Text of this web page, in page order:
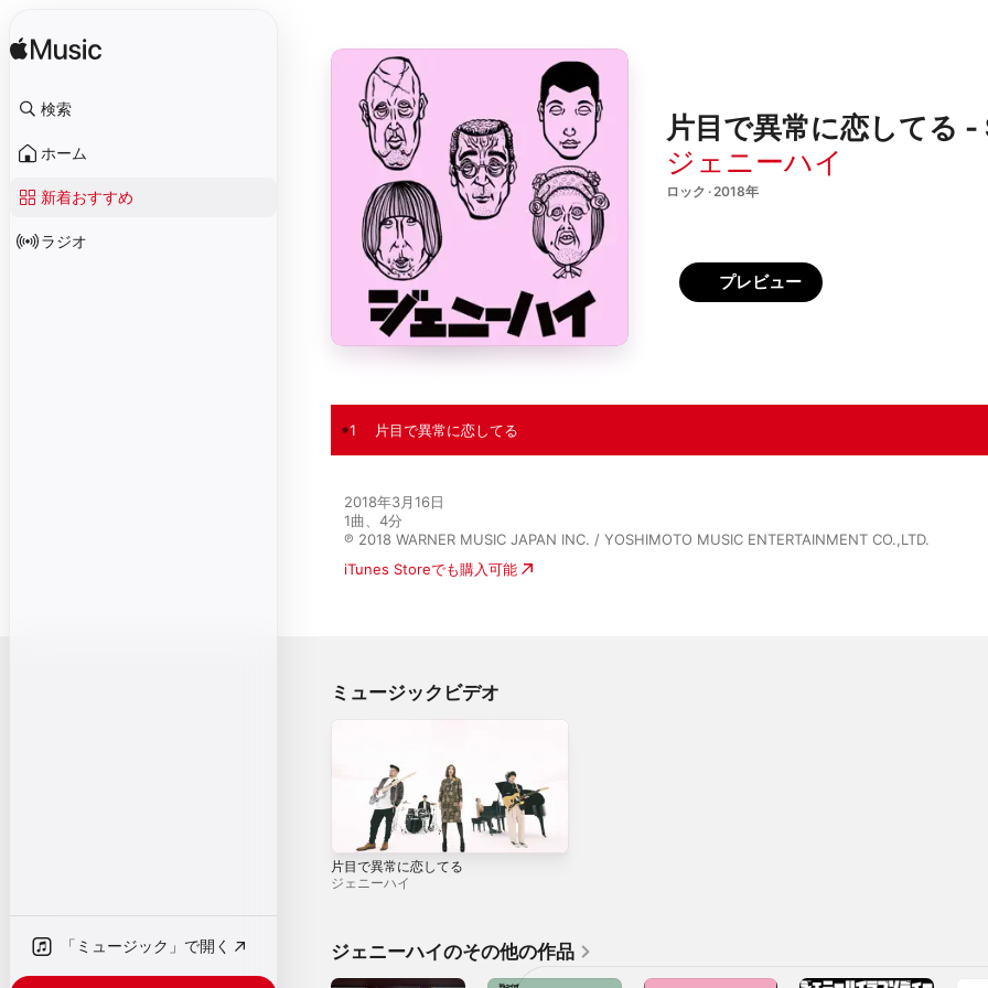
検索
ホーム
新着おすすめ
ラジオ
「ミュージック」で開く
片目で異常に恋してる
ジェニーハイ
ロック · 2018年
プレビュー
1 片目で異常に恋してる
2018年3月16日
1曲、4分
℗ 2018 WARNER MUSIC JAPAN INC. / YOSHIMOTO MUSIC ENTERTAINMENT CO.,LTD.
iTunes Storeでも購入可能
ミュージックビデオ
片目で異常に恋してる
ジェニーハイ
ジェニーハイのその他の作品